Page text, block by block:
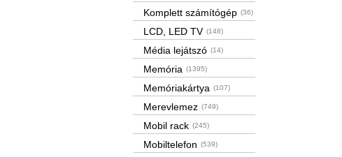
Komplett számítógép (36)
LCD, LED TV (148)
Média lejátszó (14)
Memória (1395)
Memóriakártya (107)
Merevlemez (749)
Mobil rack (245)
Mobiltelefon (539)